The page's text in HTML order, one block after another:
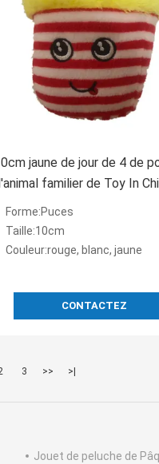
jaune de jour de 4 de
familier de Toy In
Shape Giant valentines de
Forme:Puces
Taille:10cm
Couleur:rouge, blanc, jaune
CONTACTEZ
3 >> >|
Jouet de peluche de